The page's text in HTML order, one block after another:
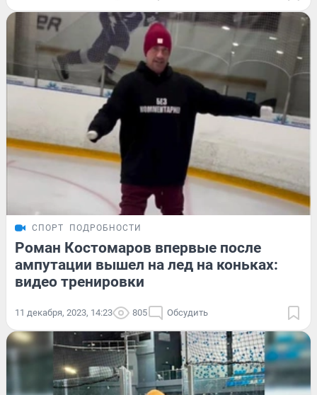
СПОРТ ПОДРОБНОСТИ
Роман Костомаров впервые после
ампутации вышел на лед на коньках:
видео тренировки
11 декабря, 2023, 14:23 805 Обсудить